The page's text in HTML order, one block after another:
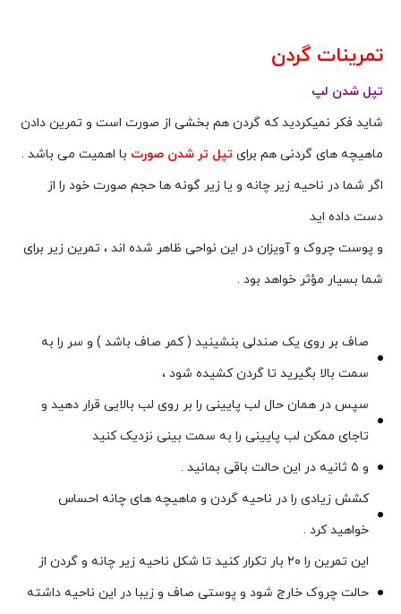
تمرینات گردن
تپل شدن لپ
شاید فکر نمیکردید که گردن هم بخشی از صورت است و تمرین دادن
ماهیچه های گردنی هم برای تپل تر شدن صورت با اهمیت می باشد .
اگر شما در ناحیه زیر چانه و یا زیر گونه ها حجم صورت خود را از
دست داده اید
و پوست چروک و آویزان در این نواحی ظاهر شده اند ، تمرین زیر برای
شما بسیار مؤثر خواهد بود .
صاف بر روی یک صندلی بنشینید ( کمر صاف باشد ) و سر را به
سمت بالا بگیرید تا گردن کشیده شود ،
سپس در همان حال لب پایینی را بر روی لب بالایی قرار دهید و
تاجای ممکن لب پایینی را به سمت بینی نزدیک کنید
و ۵ ثانیه در این حالت باقی بمانید .
کشش زیادی را در ناحیه گردن و ماهیچه های چانه احساس
خواهید کرد .
این تمرین را ۲۰ بار تکرار کنید تا شکل ناحیه زیر چانه و گردن از
حالت چروک خارج شود و پوستی صاف و زیبا در این ناحیه داشته